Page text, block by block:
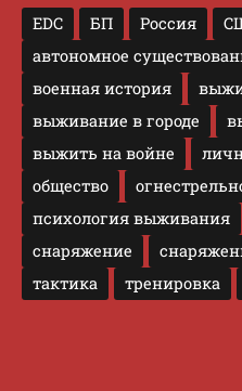
EDC БП Россия
автономное
военная история
выживание в городе
выжить на войне
общество
психология выживания
снаряжение
тактика
тренировка